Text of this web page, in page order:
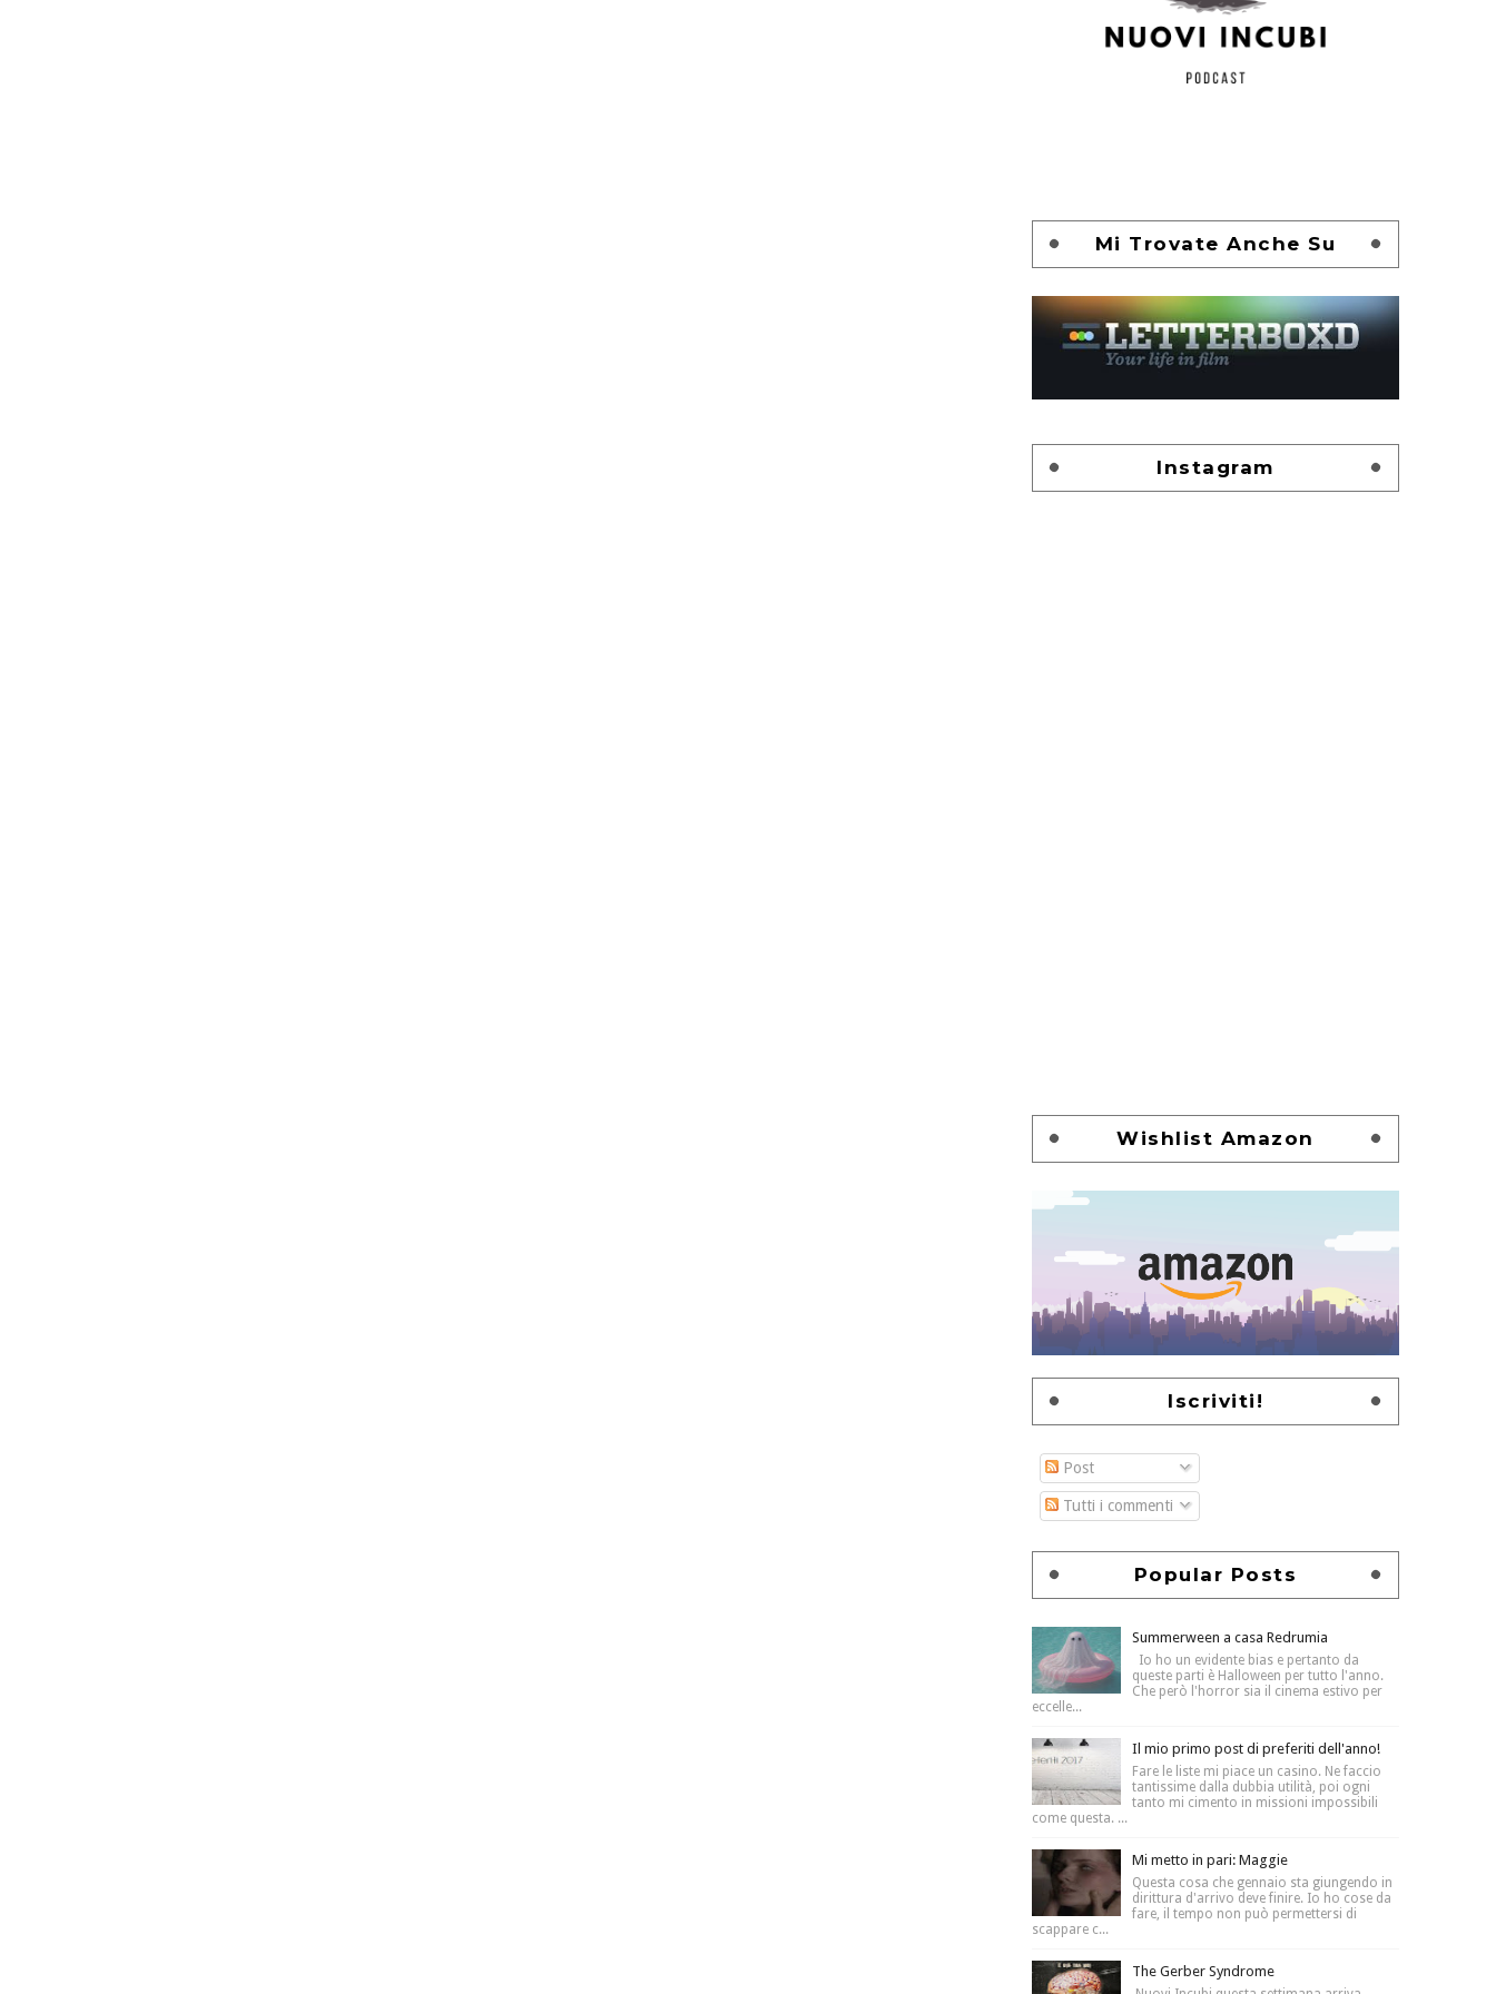
Mi Trovate Anche Su
Instagram
Wishlist Amazon
Iscriviti!
Post
Tutti i commenti
Popular Posts
Summerween a casa Redrumia
Io ho un evidente bias e pertanto da
queste parti è Halloween per tutto l'anno.
Che però l'horror sia il cinema estivo per
eccelle...
Il mio primo post di preferiti dell'anno!
Fare le liste mi piace un casino. Ne faccio
tantissime dalla dubbia utilità, poi ogni
tanto mi cimento in missioni impossibili
come questa. ...
Mi metto in pari: Maggie
Questa cosa che gennaio sta giungendo in
dirittura d'arrivo deve finire. Io ho cose da
fare, il tempo non può permettersi di
scappare c...
The Gerber Syndrome